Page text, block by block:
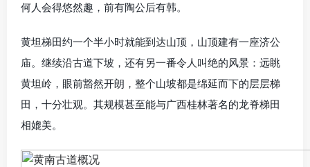
何人会得悠然趣，前有陶公后有韩。
黄坦梯田约一个半小时就能到达山顶，山顶建有一座济公
庙。继续沿古道下坡，还有另一番令人叫绝的风景：远眺
黄坦岭，眼前豁然开朗，整个山坡都是绵延而下的层层梯
田，十分壮观。其规模甚至能与广西桂林著名的龙脊梯田
相媲美。